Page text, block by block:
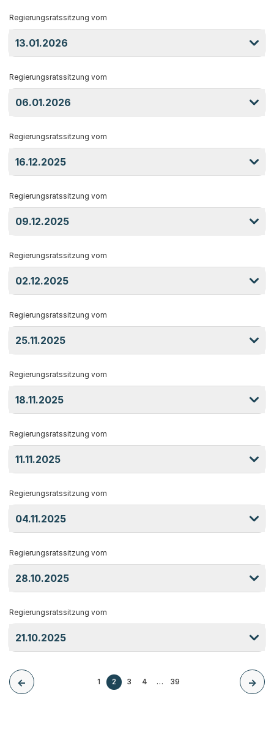
Regierungsratssitzung vom
13.01.2026
Regierungsratssitzung vom
06.01.2026
Regierungsratssitzung vom
16.12.2025
Regierungsratssitzung vom
09.12.2025
Regierungsratssitzung vom
02.12.2025
Regierungsratssitzung vom
25.11.2025
Regierungsratssitzung vom
18.11.2025
Regierungsratssitzung vom
11.11.2025
Regierungsratssitzung vom
04.11.2025
Regierungsratssitzung vom
28.10.2025
Regierungsratssitzung vom
21.10.2025
Zurück Weiter zur Seite
1 Seite
2 Seite
3 Seite
4 … 39
Weiter